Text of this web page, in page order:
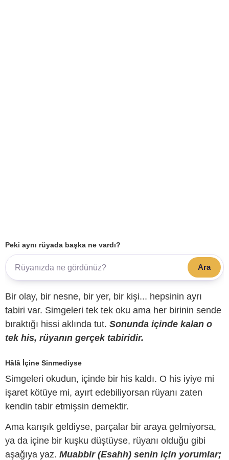
Peki aynı rüyada başka ne vardı?
Ara
Bir olay, bir nesne, bir yer, bir kişi... hepsinin ayrı
tabiri var. Simgeleri tek tek oku ama her birinin sende
bıraktığı hissi aklında tut. Sonunda içinde kalan o
tek his, rüyanın gerçek tabiridir.
Hâlâ İçine Sinmediyse
Simgeleri okudun, içinde bir his kaldı. O his iyiye mi
işaret kötüye mi, ayırt edebiliyorsan rüyanı zaten
kendin tabir etmişsin demektir.
Ama karışık geldiyse, parçalar bir araya gelmiyorsa,
ya da içine bir kuşku düştüyse, rüyanı olduğu gibi
aşağıya yaz. Muabbir (Esahh) senin için yorumlar;